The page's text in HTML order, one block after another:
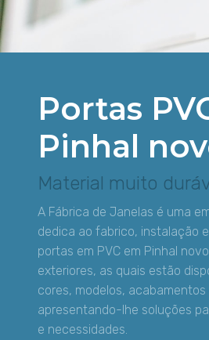
Portas
Pinhal
Material muito
A Fábrica de Janelas é uma
dedica ao fabrico, instalação
portas em PVC em Pinhal
exteriores, as quais estão
cores, modelos,
apresentando-lhe soluções
e necessidades.